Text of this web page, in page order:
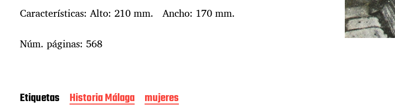
Características: Alto: 210 mm. Ancho: 170 mm.
Núm. páginas: 568
Etiquetas Historia Málaga mujeres